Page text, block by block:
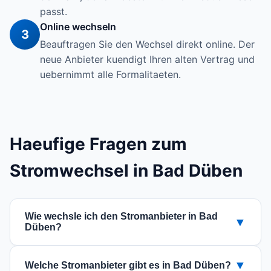
passt.
3
Online wechseln
Beauftragen Sie den Wechsel direkt online. Der
neue Anbieter kuendigt Ihren alten Vertrag und
uebernimmt alle Formalitaeten.
Haeufige Fragen zum
Stromwechsel in Bad Düben
Wie wechsle ich den Stromanbieter in Bad
Düben?
▼
Welche Stromanbieter gibt es in Bad Düben? ▼